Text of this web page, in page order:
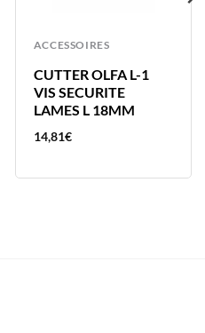
ACCESSOIRES
CUTTER OLFA L-1
VIS SECURITE
LAMES L 18MM
14,81€